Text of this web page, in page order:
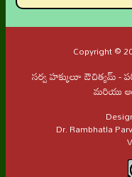
Copyright ©
సర్వ హక్కులూ ఔచిత్యమ్ -
మరియు
Dr. Rambhatla